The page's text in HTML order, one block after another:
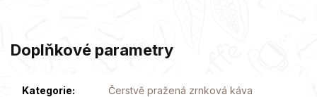
Doplňkové parametry
Kategorie: Čerstvě pražená zrnková káva